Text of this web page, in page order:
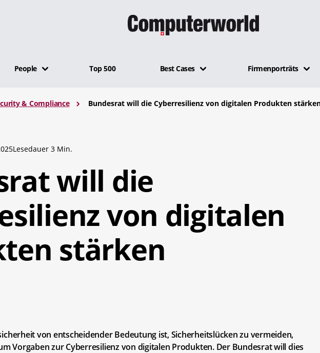
People Top 500 Best Cases Firmenporträts
& Compliance Bundesrat will die Cyberresilienz von digitalen Produkten
Lesedauer 3 Min.
will die
von digitalen
stärken
von entscheidender Bedeutung ist, Sicherheitslücken zu vermeiden,
Vorgaben zur Cyberresilienz von digitalen Produkten. Der Bundesrat will dies